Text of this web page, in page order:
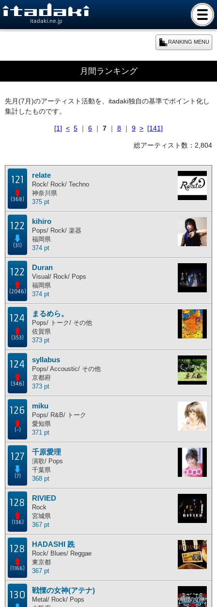
itadaki.ne.jp
RANKING MENU
本日のランキング
年間ランキング
主な活動地別ランキング
主な活動地別に分けたランキングです。
北海道
近畿地方 九州地方
海外
月間ランキング
先月(7月)のアーティスト活動を、itadaki独自の基準でポイント化し
集計したものです。
[1] < 5 ｜ 6 ｜ 7 ｜ 8 ｜ 9 > [141]
総アーティスト数：2,804
121
(368)
relate
Rock/ Rock/ Techno
神奈川県
375 pt
122
(31)
kihiro
Pops/ Rock/ 楽器
福岡県
374 pt
122
(2046)
Duran
Visual/ Rock/ Pops
福岡県
374 pt
124
(353)
まるめら。
Pops/ トーク/ その他
佐賀県
373 pt
124
(346)
syllabus
Pops/ Accoustic/ その他
京都府
373 pt
126
(-)
miku
Pops/ R&B/ トーク
愛知県
371 pt
127
(7)
千原愛理
演歌/ Pops
千葉県
368 pt
128
(136)
RIVIED
Rock
宮城県
367 pt
128
(1166)
HADASHI 跣
Rock/ Blues/ Reggae
東京都
367 pt
130 戦慄の女神(アテナ)
Metal/ Rock/ Pops